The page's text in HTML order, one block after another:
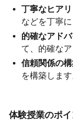
丁寧なヒアリ
などを丁寧
的確なアドバ
て、的確な
信頼関係の構
を構築します
体験授業のポイ